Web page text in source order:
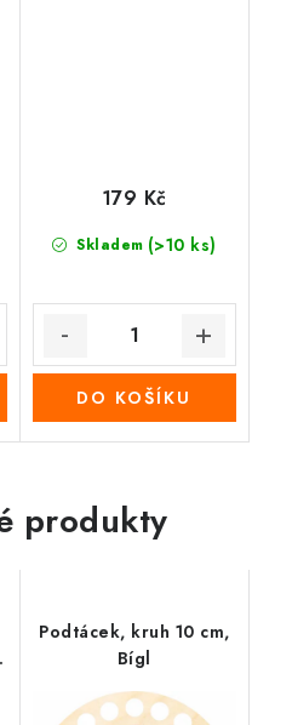
Skladem (>10 ks)
179 Kč
DO KOŠÍKU
produkty
Podtácek, kruh 10 cm,
Bígl